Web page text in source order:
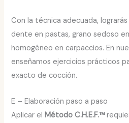
Con la técnica adecuada,
dente en pastas, grano sedoso
homogéneo en carpaccios. En
enseñamos ejercicios prácticos
exacto de cocción.
E – Elaboración paso a paso
Aplicar el Método C.H.E.F.™